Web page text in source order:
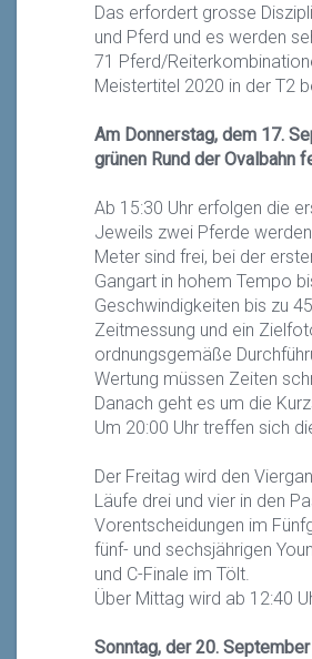
Das erfordert grosse
und Pferd und es werden
71 Pferd/
Meistertitel 2020 in der T2
Am Donnerstag, dem 17.
grünen Rund der Ovalbahn
Ab 15:30 Uhr erfolgen die
Jeweils zwei Pferde
Meter sind frei, bei der
Gangart in hohem Tempo
Geschwindigkeiten bis zu
Zeitmessung und ein
ordnungsgemäße
Wertung müssen Zeiten
Danach geht es um die
Um 20:00 Uhr treffen sich
Der Freitag wird den
Läufe drei und vier in den
Vorentscheidungen im
fünf- und sechsjährigen
und C-Finale im Tölt.
Über Mittag wird ab 12:40
Sonntag, der 20.